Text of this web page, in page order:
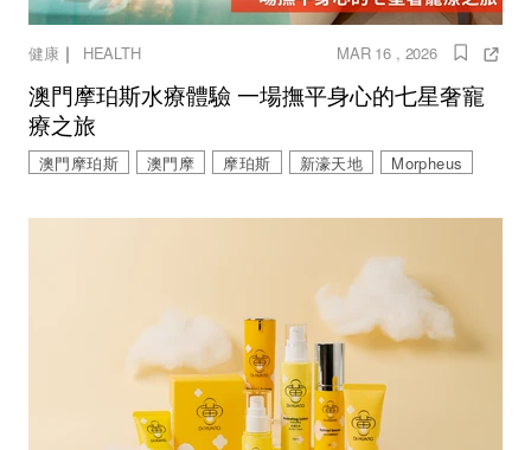
健康 ｜ HEALTH MAR 16 , 2026
澳門摩珀斯水療體驗 一場撫平身心的七星奢寵
療之旅
澳門摩珀斯 澳門摩 摩珀斯 新濠天地 Morpheus